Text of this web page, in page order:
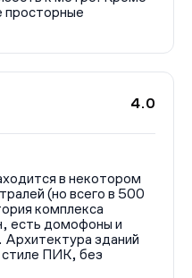
просторные
4.0
в некотором
(но всего в 500
комплекса
есть домофоны и
зданий
стиле ПИК, без